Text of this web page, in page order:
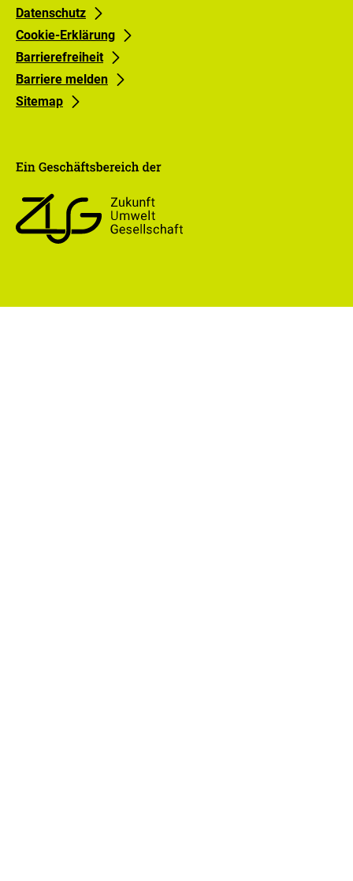
0
1
Datenschutz
Cookie-Erklärung
Barrierefreiheit
Barriere melden
Sitemap